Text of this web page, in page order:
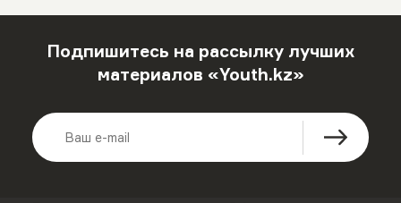
Подпишитесь на рассылку лучших
материалов «Youth.kz»